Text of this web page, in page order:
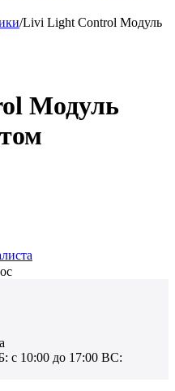
/Livi Light Control Модуль
Модуль
с 10:00 до 17:00 ВС: